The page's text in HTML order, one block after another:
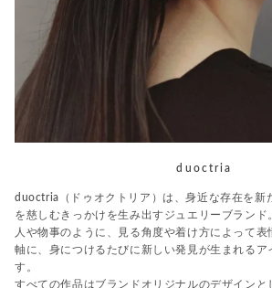
duoctria
duoctria（ドゥオクトリア）は、身近な存在を新
を慈しむきっかけを生み出すジュエリーブランド。
人や物事のように、見る角度や着け方によって表
軸に、身につけるたびに新しい発見が生まれるア
す。
すべての作品はブランドオリジナルのデザインと